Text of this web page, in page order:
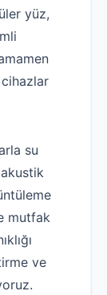
yüz,
su
mutfak
ve